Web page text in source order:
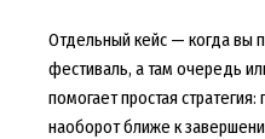
Отдельный кейс — когда вы
фестиваль, а там очередь
помогает простая
наоборот ближе к